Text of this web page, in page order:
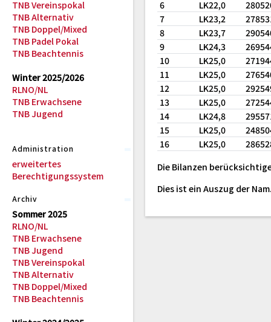
TNB Vereinspokal
TNB Alternativ
TNB Doppel/Mixed
TNB Padel Pokal
TNB Beachtennis
Winter 2025/2026
RLNO/NL
TNB Erwachsene
TNB Jugend
Administration
erweitertes
Berechtigungssystem
Archiv
Sommer 2025
RLNO/NL
TNB Erwachsene
TNB Jugend
TNB Vereinspokal
TNB Alternativ
TNB Doppel/Mixed
TNB Beachtennis
6
LK22,0
7
LK23,2
8
LK23,7
9
LK24,3
10
LK25,0
11
LK25,0
12
LK25,0
13
LK25,0
14
LK24,8
15
LK25,0
16
LK25,0
Die Bilanzen
Dies ist ein Auszug der